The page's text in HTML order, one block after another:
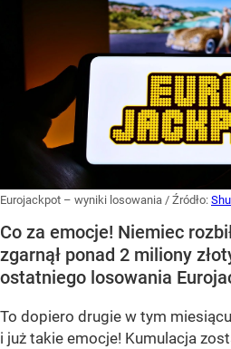
Eurojackpot – wyniki losowania / Źródło:
Co za emocje! Niemiec
zgarnął ponad 2 miliony
ostatniego losowania
To dopiero drugie w tym
i już takie emocje! Kumulacja